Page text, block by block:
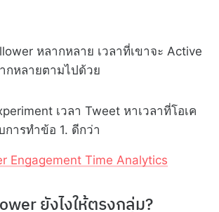
หลากหลาย เวลาที่เขาจะ Active
กหลายตามไปด้วย
เวลา Tweet หาเวลาที่โอเค
การทำข้อ 1. ดีกว่า
ยังไงให้ตรงกลุ่ม?